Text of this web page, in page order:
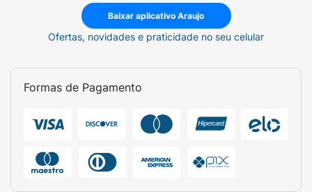
Baixar aplicativo Araujo
Ofertas, novidades e praticidade no seu celular
Formas de Pagamento